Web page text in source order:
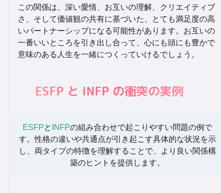
この関係は、深い愛情、お互いの理解、クリエイティブ
さ、そして価値観の共有に基づいた、とても満足度の高
いパートナーシップになる可能性があります。お互いの
一番いいところを引き出し合って、心にも頭にも豊かで
意味のある人生を一緒につくっていけるでしょう。
ESFP と INFP の衝突の実例
ESFPと INFPの組み合わせで起こりやすい問題の例で
す。性格の違いや共通点が引き起こす具体的な状況を示
し、両タイプの特徴を理解することで、より良い関係構
築のヒントを提供します。